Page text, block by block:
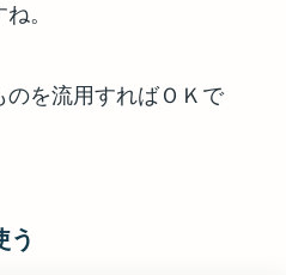
。
のを流用すればＯＫで
う